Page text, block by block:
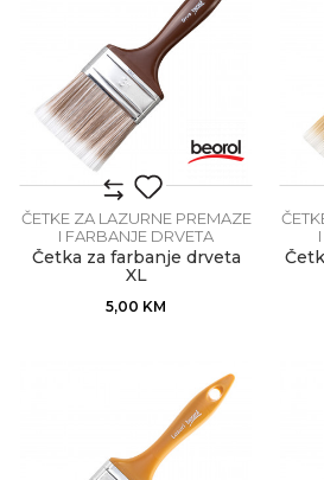
ČETKE ZA LAZURNE PREMAZE
I FARBANJE DRVETA
Četka za farbanje drveta
XL
5,00 KM